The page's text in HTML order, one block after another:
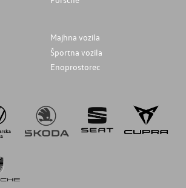
Majhna vozila
Športna vozila
Enoprostorec